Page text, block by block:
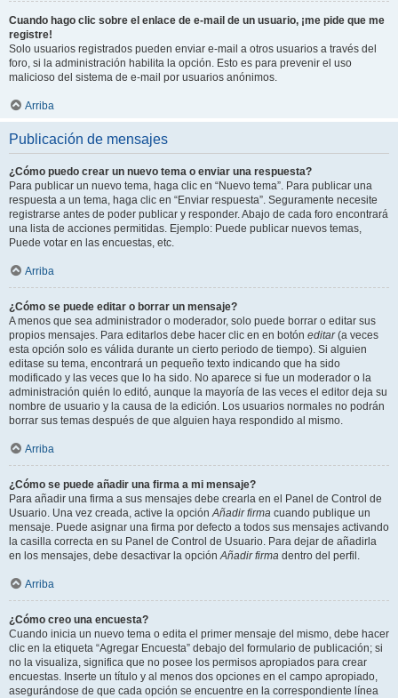
Cuando hago clic sobre el enlace de e-mail de un usuario, ¡me pide que me
registre!
Solo usuarios registrados pueden enviar e-mail a otros usuarios a través del
foro, si la administración habilita la opción. Esto es para prevenir el uso
malicioso del sistema de e-mail por usuarios anónimos.
Arriba
Publicación de mensajes
¿Cómo puedo crear un nuevo tema o enviar una respuesta?
Para publicar un nuevo tema, haga clic en “Nuevo tema”. Para publicar una
respuesta a un tema, haga clic en “Enviar respuesta”. Seguramente necesite
registrarse antes de poder publicar y responder. Abajo de cada foro encontrará
una lista de acciones permitidas. Ejemplo: Puede publicar nuevos temas,
Puede votar en las encuestas, etc.
Arriba
¿Cómo se puede editar o borrar un mensaje?
A menos que sea administrador o moderador, solo puede borrar o editar sus
propios mensajes. Para editarlos debe hacer clic en en botón editar(a veces
esta opción solo es válida durante un cierto periodo de tiempo). Si alguien
editase su tema, encontrará un pequeño texto indicando que ha sido
modificado y las veces que lo ha sido. No aparece si fue un moderador o la
administración quién lo editó, aunque la mayoría de las veces el editor deja su
nombre de usuario y la causa de la edición. Los usuarios normales no podrán
borrar sus temas después de que alguien haya respondido al mismo.
Arriba
¿Cómo se puede añadir una firma a mi mensaje?
Para añadir una firma a sus mensajes debe crearla en el Panel de Control de
Usuario. Una vez creada, active la opciónAñadir firma cuando publique un
mensaje. Puede asignar una firma por defecto a todos sus mensajes activando
la casilla correcta en su Panel de Control de Usuario. Para dejar de añadirla
en los mensajes, debe desactivar la opciónAñadir firma dentro del perfil.
Arriba
¿Cómo creo una encuesta?
Cuando inicia un nuevo tema o edita el primer mensaje del mismo, debe hacer
clic en la etiqueta “Agregar Encuesta” debajo del formulario de publicación; si
no la visualiza, significa que no posee los permisos apropiados para crear
encuestas. Inserte un título y al menos dos opciones en el campo apropiado,
asegurándose de que cada opción se encuentre en la correspondiente línea